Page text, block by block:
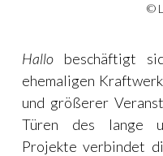
©
Hallo beschäftigt
ehemaligen
und größerer
Türen des lange
Projekte verbindet